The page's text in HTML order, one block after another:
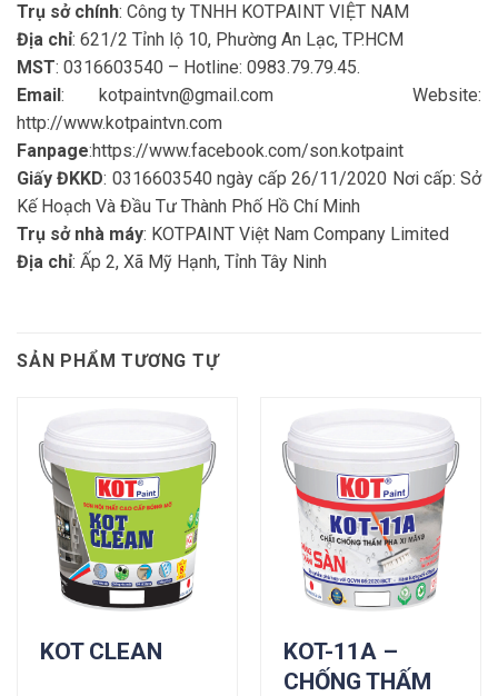
Trụ sở chính: Công ty TNHH KOTPAINT VIỆT NAM
Địa chỉ: 621/2 Tỉnh lộ 10, Phường An Lạc, TP.HCM
MST: 0316603540 – Hotline: 0983.79.79.45.
Email : kotpaintvn@gmail.com Website:
http://www.kotpaintvn.com
Fanpage:https://www.facebook.com/son.kotpaint
Giấy ĐKKD: 0316603540 ngày cấp 26/11/2020 Nơi cấp: Sở
Kế Hoạch Và Đầu Tư Thành Phố Hồ Chí Minh
Trụ sở nhà máy: KOTPAINT Việt Nam Company Limited
Địa chỉ: Ấp 2, Xã Mỹ Hạnh, Tỉnh Tây Ninh
SẢN PHẨM TƯƠNG TỰ
KOT CLEAN
KOT-11A –
CHỐNG THẤM